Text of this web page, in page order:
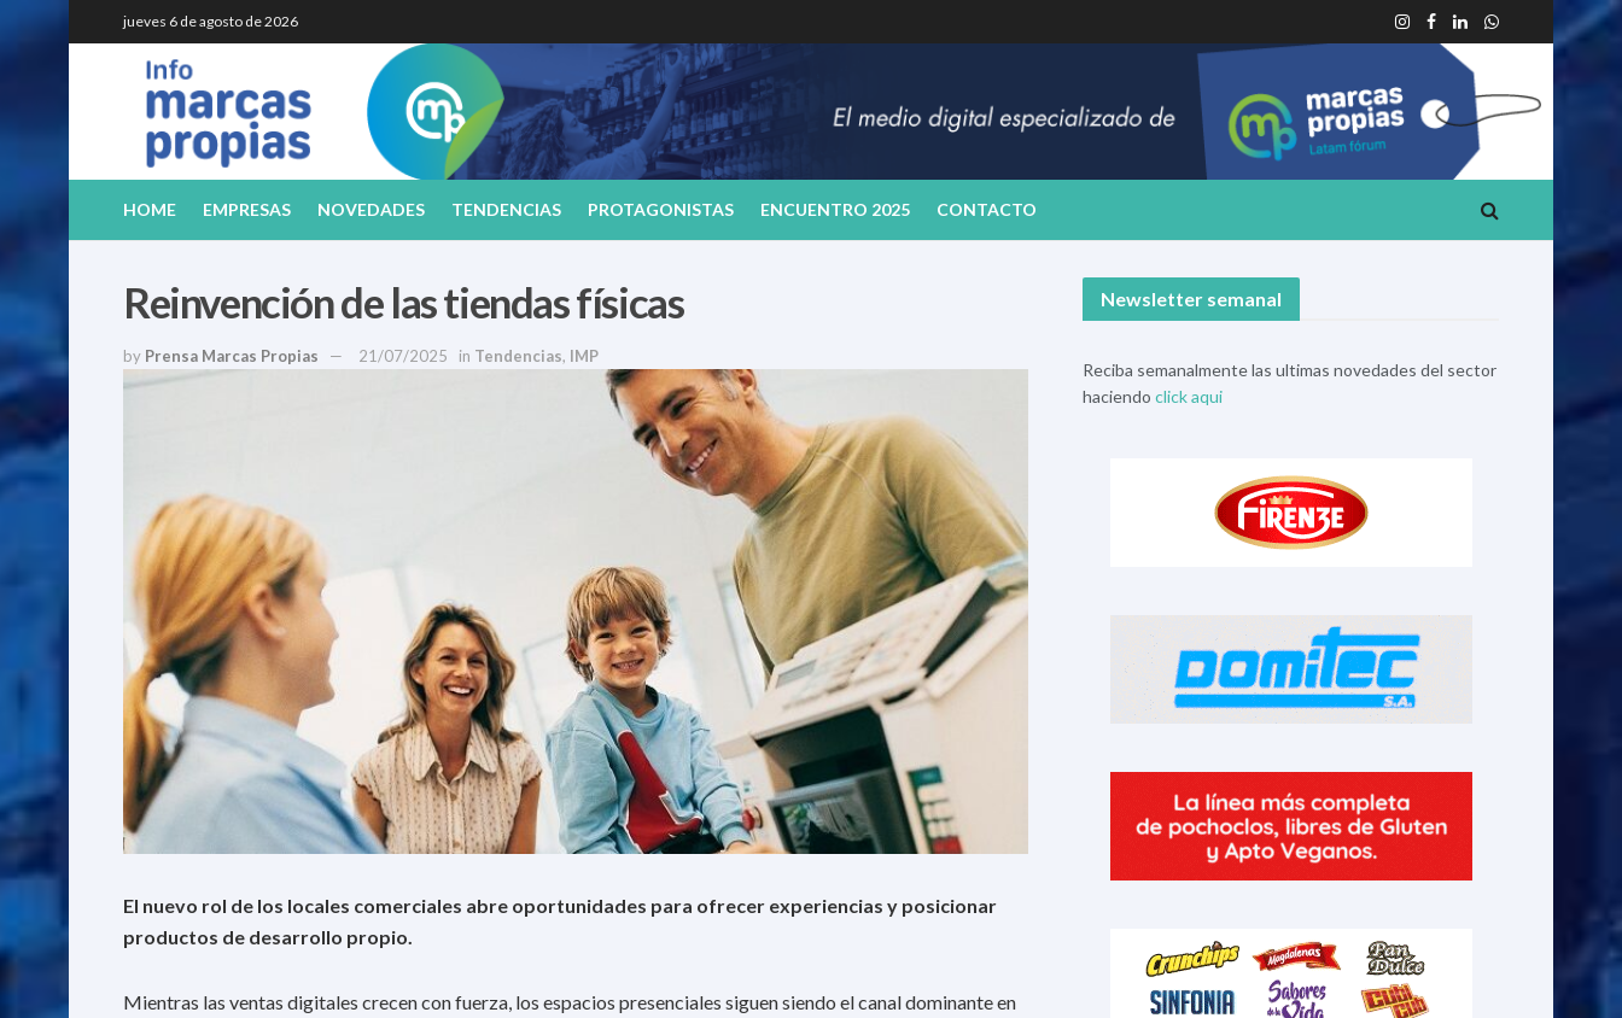
jueves 6 de agosto de 2026
HOME EMPRESAS NOVEDADES TENDENCIAS PROTAGONISTAS ENCUENTRO 2025 CONTACTO
Reinvención de las tiendas físicas
by Prensa Marcas Propias 21/07/2025 in Tendencias, IMP
El nuevo rol de los locales comerciales abre oportunidades para ofrecer experiencias y posicionar
productos de desarrollo propio.
Mientras las ventas digitales crecen con fuerza, los espacios presenciales siguen siendo el canal dominante en
Newsletter semanal
Reciba semanalmente las ultimas novedades del sector
haciendo click aqui